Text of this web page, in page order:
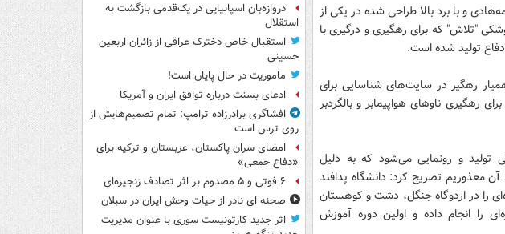
"فتح 14" که از فناوری نیمه‌هادی و با برد بالا طراحی شده در یکی از
"تلاش" که برای رهگیری و درگیری با
تولید شده است.
همیار رهگیر در سایت‌های شناسایی برای
رهگیری ناوهای هواپیمابر و بالگردبر
تولید و رونمایی می‌شود که به دلیل
معذوریم تصریح کرد: دانشگاه پدافند
را در اردوگاه جنگل، دشت و کوهستان
را انجام داده و اولین دوره آموزش
دروازه‌بان اسپانیایی در یک‌قدمی بازگشت به
استقلال
استقبال خاص دخترک عراقی از زائران اربعین
حسینی
ماموریت در حال پایان است!
ادعای بسنت درباره توافق ایران و آمریکا
افشاگری برادرزاده ترامپ: تمام تصمیم‌هایش از
روی ترس است
امضای سران پاکستان، عربستان و ترکیه برای
«دفاع جمعی»
۶ فوتی و ۵ مصدوم بر اثر تصادف زنجیره‌ای
صحنه ای نادر از حیات وحش ایران در سبلان
اثر جدید کارتونیست سوری با عنوان مدیریت